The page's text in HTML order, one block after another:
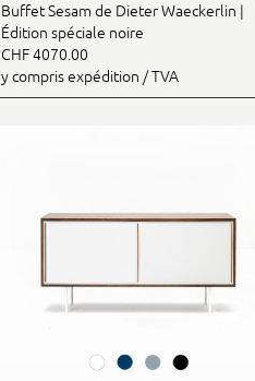
Buffet Sesam de Dieter Waeckerlin |
Édition spéciale noire
CHF 4070.00
y compris expédition / TVA